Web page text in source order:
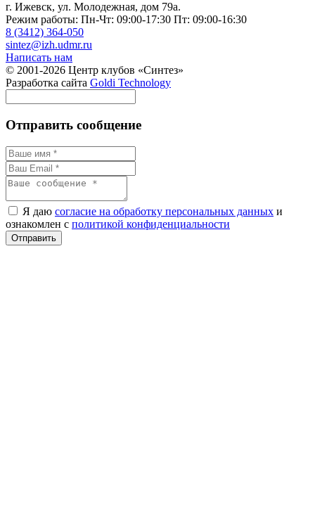
г. Ижевск, ул. Молодежная, дом 79а.
Режим работы: Пн-Чт: 09:00-17:30 Пт: 09:00-16:30
8 (3412) 364-050
sintez@izh.udmr.ru
Написать нам
© 2001-2026 Центр клубов «Синтез»
Разработка сайта Goldi Technology
Отправить сообщение
Я даю согласие на обработку персональных данных и
ознакомлен с политикой конфиденциальности